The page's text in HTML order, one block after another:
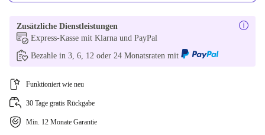
Zusätzliche Dienstleistungen
Express-Kasse mit Klarna und PayPal
Bezahle in 3, 6, 12 oder 24 Monatsraten mit
Funktioniert wie neu
30 Tage gratis Rückgabe
Min. 12 Monate Garantie